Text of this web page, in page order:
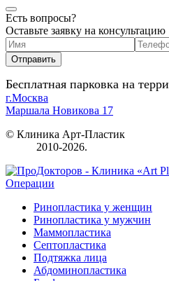
Есть вопросы?
Оставьте заявку на консультацию
Бесплатная парковка на
г.Москва
Маршала Новикова 17
© Клиника Арт-Пластик
2010-2026.
Операции
Ринопластика у женщин
Ринопластика у мужчин
Маммопластика
Септопластика
Подтяжка лица
Абдоминопластика